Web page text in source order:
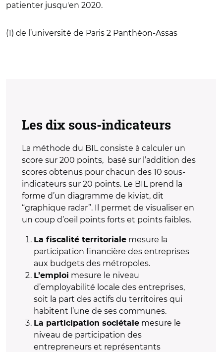
patienter jusqu'en 2020.
(1) de l’université de Paris 2 Panthéon-Assas
Les dix sous-indicateurs
La méthode du BIL consiste à calculer un
score sur 200 points, basé sur l’addition des
scores obtenus pour chacun des 10 sous-
indicateurs sur 20 points. Le BIL prend la
forme d’un diagramme de kiviat, dit
“graphique radar”. Il permet de visualiser en
un coup d’oeil points forts et points faibles.
La fiscalité territoriale mesure la
participation financière des entreprises
aux budgets des métropoles.
L’emploi mesure le niveau
d’employabilité locale des entreprises,
soit la part des actifs du territoires qui
habitent l’une de ses communes.
La participation sociétale mesure le
niveau de participation des
entrepreneurs et représentants